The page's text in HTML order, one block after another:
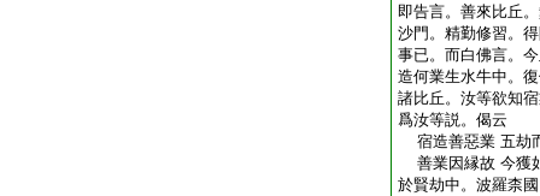
即告言。善來比丘
沙門。精勤修習。
事已。而白佛言。
造何業生水牛中。
諸比丘。汝等欲知
爲汝等説。偈云
宿造善惡業 五劫
善業因縁故 今獲
於賢劫中。波羅柰